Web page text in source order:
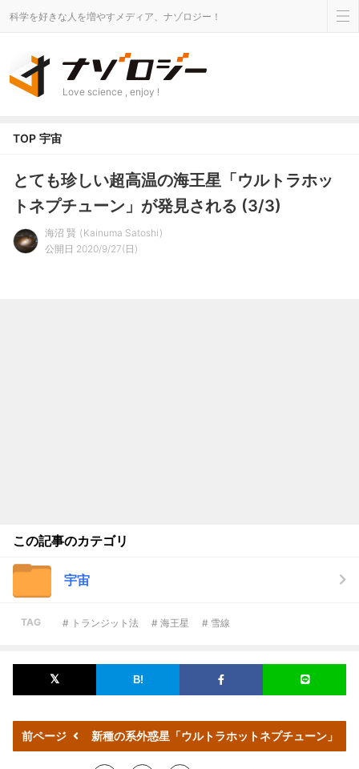
科学を好きな人を増やすメディア、ナゾロジー！
Love science , enjoy !
TOP 宇宙
とても珍しい超高温の海王星「ウルトラホッ
トネプチューン」が発見される (3/3)
海沼 賢
Kainuma Satoshi
公開日 2020/9/27(日)
この記事のカテゴリ
宇宙
TAG # トランジット法 # 海王星 # 雪線
前ページ 新種の系外惑星「ウルトラホットネプチューン」